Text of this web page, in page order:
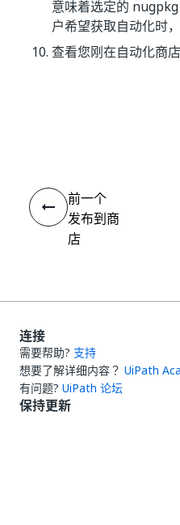
意味着选定的
户希望获取自动化时
查看您刚在自动化商
前一个
发布到商
店
连接
需要帮助? 支持
想要了解详细内容？ UiPath
有问题? UiPath 论坛
保持更新